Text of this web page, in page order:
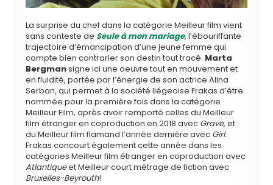
La surprise du chef dans la catégorie Meilleur film vient
sans conteste de Seule à mon mariage, l’ébouriffante
trajectoire d’émancipation d’une jeune femme qui
compte bien contrarier son destin tout tracé. Marta
Bergmansigne ici une oeuvre tout en mouvement et
en fluidité, portée par l’énergie de son actrice Alina
Serban, qui permet à la société liégeoise Frakas d’être
nomméepour la première fois dans la catégorie
Meilleur Film, après avoir remporté celles du Meilleur
film étranger en coproduction en 2018 avec Grave, et
du Meilleur film flamand l’année dernière avec Girl.
Frakas concourt également cette année dans les
catégories Meilleur film étranger en coproduction avec
Atlantiqueet Meilleur court métrage de fiction avec
Bruxelles-Beyrouth!